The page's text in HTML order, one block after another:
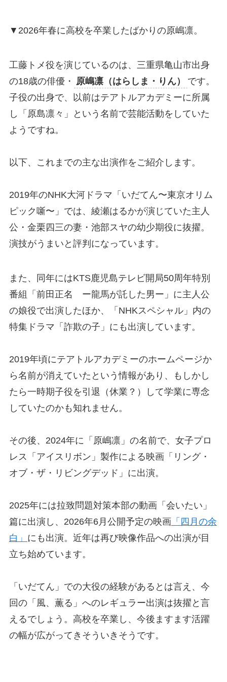
▼2026年春に高校を卒業したばかりの原嶋凛。
工藤トメ役を演じているのは、三重県亀山市出身
の18歳の俳優・
原嶋凛（はらしま・りん）
です。
子役の出身で、以前はテアトルアカデミーに所属
し「原島凛々」という名前で芸能活動をしていた
ようですね。
以下、これまでの主な出演作をご紹介します。
2019年のNHK大河ドラマ「いだてん〜東京オリム
ピック噺〜」では、綾瀬はるかが演じていた主人
公・金栗四三の妻・池部スヤの幼少期役に抜擢。
演技がうまいと評判になっています。
また、同年にはKTS鹿児島テレビ開局50周年特別
番組「前田正名 ー龍馬が託した男ー」に主人公
の娘役で出演したほか、「NHKスペシャル」内の
特集ドラマ「詐欺の子」にも出演しています。
2019年頃にテアトルアカデミーのホームページか
ら名前が消えていたという情報があり、もしかし
たら一時期子役を引退（休業？）して学業に専念
していたのかも知れません。
その後、2024年に「原嶋凛」の名前で、女子プロ
レス「アイスリボン」製作による映画「リング・
オブ・ザ・リビングデッド」に出演。
2025年には拉致問題対策本部の動画「会いたい」
篇に出演し、2026年6月公開予定の映画「四月の余
白」 にも出演。近年は再び映像作品への出演が目
立ち始めています。
「いだてん」での大役の経験があるとは言え、今
回の「風、薫る」へのレギュラー出演は抜擢と言
えるでしょう。高校を卒業し、今後ますます活躍
の幅が広がってきそういきそうです。